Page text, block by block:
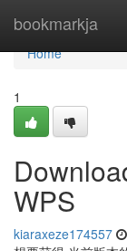
bookmarkja
Home
Home
1
WPS
kiaraxeze174557